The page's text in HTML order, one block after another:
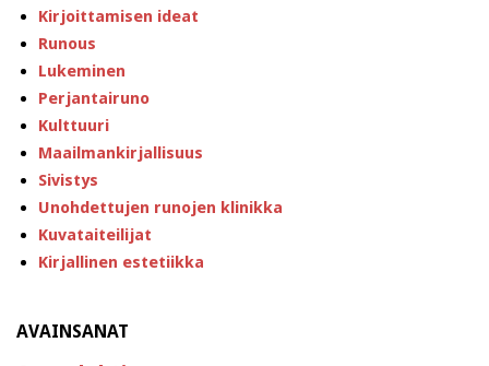
Kirjoittamisen ideat
Runous
Lukeminen
Perjantairuno
Kulttuuri
Maailmankirjallisuus
Sivistys
Unohdettujen runojen klinikka
Kuvataiteilijat
Kirjallinen estetiikka
AVAINSANAT